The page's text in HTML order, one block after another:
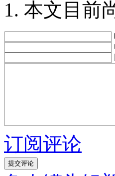
本文目前
订阅评论